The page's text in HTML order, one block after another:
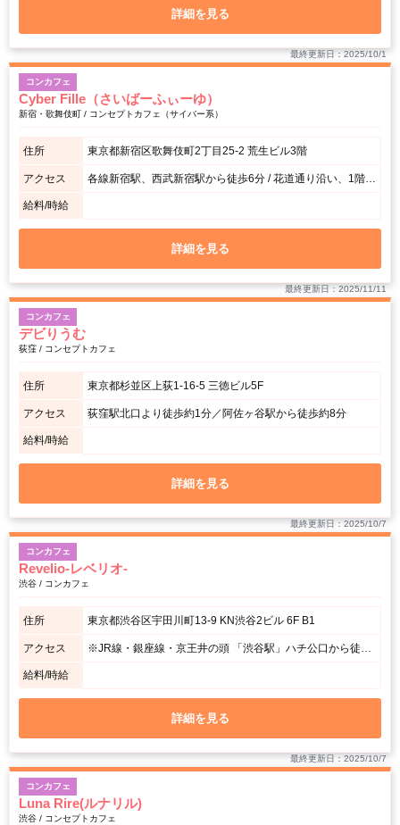
詳細を見る
最終更新日：2025/10/1
コンカフェ
Cyber Fille（さいばーふぃーゆ）
新宿・歌舞伎町 / コンセプトカフェ（サイバー系）
住所 東京都新宿区歌舞伎町2丁目25-2 荒生ビル3階
アクセス 各線新宿駅、西武新宿駅から徒歩6分 / 花道通り沿い、1階がファミリーマートのビルです。
給料/時給
詳細を見る
最終更新日：2025/11/11
コンカフェ
デビりうむ
荻窪 / コンセプトカフェ
住所 東京都杉並区上荻1-16-5 三徳ビル5F
アクセス 荻窪駅北口より徒歩約1分／阿佐ヶ谷駅から徒歩約8分
給料/時給
詳細を見る
最終更新日：2025/10/7
コンカフェ
Revelio-レベリオ-
渋谷 / コンカフェ
住所 東京都渋谷区宇田川町13-9 KN渋谷2ビル 6F B1
アクセス ※JR線・銀座線・京王井の頭 「渋谷駅」ハチ公口から徒歩約5分 ※半蔵門線・副都心線・田園都市線・東横線 「渋谷駅」A2出口から徒歩約3分
給料/時給
詳細を見る
最終更新日：2025/10/7
コンカフェ
Luna Rire(ルナリル)
渋谷 / コンセプトカフェ